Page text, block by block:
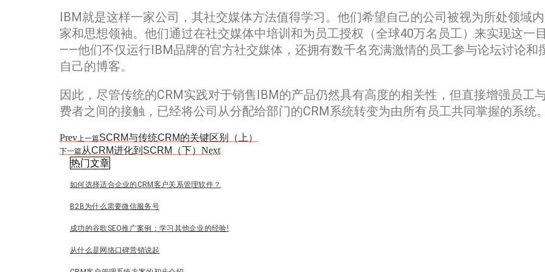
IBM就是这样一家公司，其社交媒体方法值得学习。他们希望自己的公司被视为所处领域
家和思想领袖。他们通过在社交媒体中培训和为员工授权（全球40万名员工）来实现这一
——他们不仅运行IBM品牌的官方社交媒体，还拥有数千名充满激情的员工参与论坛讨论和
自己的博客。
因此，尽管传统的CRM实践对于销售IBM的产品仍然具有高度的相关性，但直接增强员工
费者之间的接触，已经将公司从分配给部门的CRM系统转变为由所有员工共同掌握的系统。
Prev上一篇SCRM与传统CRM的关键区别（上）
下一篇从CRM进化到SCRM（下） Next
热门文章
如何选择适合企业的CRM客户关系管理软件？
B2B为什么需要微信服务号
成功的谷歌SEO推广案例：学习其他企业的经验!
从什么是网络口碑营销说起